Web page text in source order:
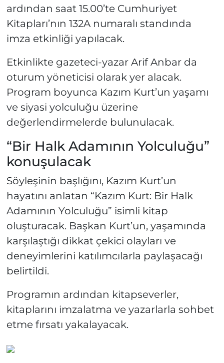
ardından saat 15.00’te Cumhuriyet
Kitapları’nın 132A numaralı standında
imza etkinliği yapılacak.
Etkinlikte gazeteci-yazar Arif Anbar da
oturum yöneticisi olarak yer alacak.
Program boyunca Kazım Kurt’un yaşamı
ve siyasi yolculuğu üzerine
değerlendirmelerde bulunulacak.
“Bir Halk Adamının Yolculuğu”
konuşulacak
Söyleşinin başlığını, Kazım Kurt’un
hayatını anlatan “Kazım Kurt: Bir Halk
Adamının Yolculuğu” isimli kitap
oluşturacak. Başkan Kurt’un, yaşamında
karşılaştığı dikkat çekici olayları ve
deneyimlerini katılımcılarla paylaşacağı
belirtildi.
Programın ardından kitapseverler,
kitaplarını imzalatma ve yazarlarla sohbet
etme fırsatı yakalayacak.